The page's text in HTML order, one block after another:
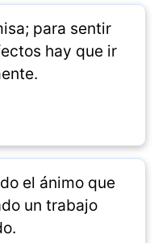
para sentir
hay que ir
el ánimo que
un trabajo